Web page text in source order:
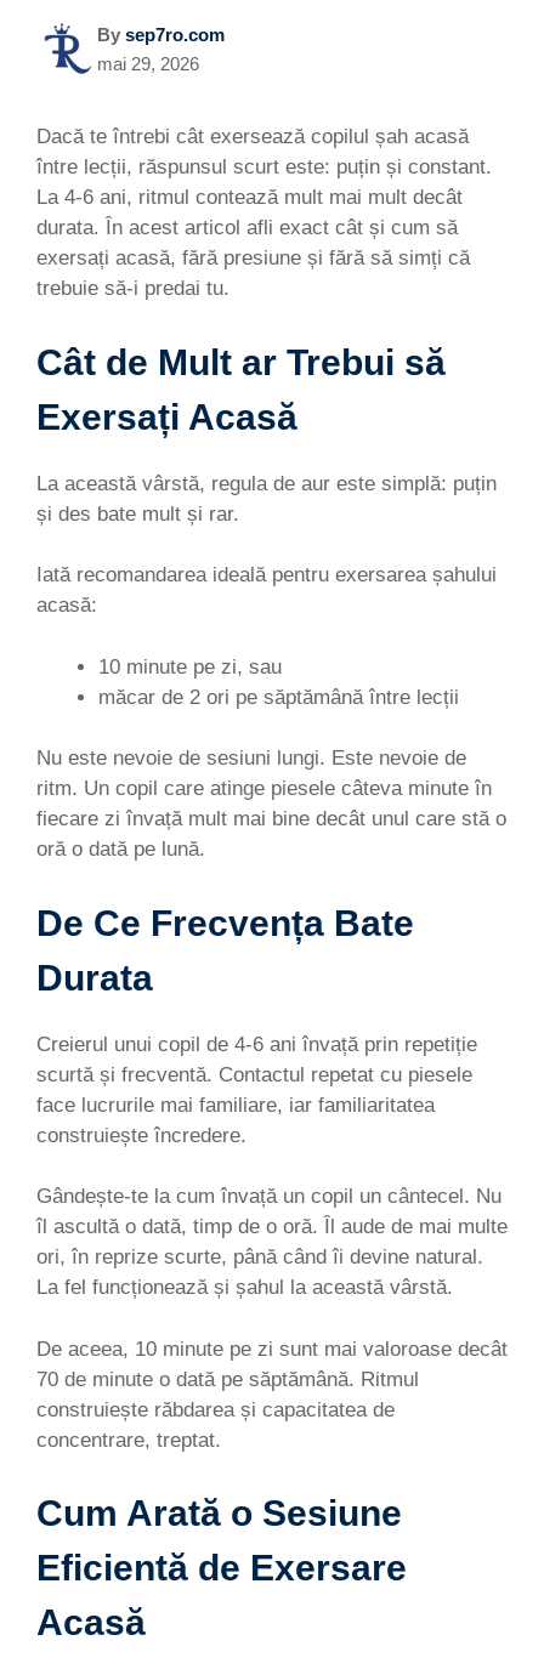
By sep7ro.com
mai 29, 2026
Dacă te întrebi cât exersează copilul șah acasă
între lecții, răspunsul scurt este: puțin și constant.
La 4-6 ani, ritmul contează mult mai mult decât
durata. În acest articol afli exact cât și cum să
exersați acasă, fără presiune și fără să simți că
trebuie să-i predai tu.
Cât de Mult ar Trebui să
Exersați Acasă
La această vârstă, regula de aur este simplă: puțin
și des bate mult și rar.
Iată recomandarea ideală pentru exersarea șahului
acasă:
10 minute pe zi, sau
măcar de 2 ori pe săptămână între lecții
Nu este nevoie de sesiuni lungi. Este nevoie de
ritm. Un copil care atinge piesele câteva minute în
fiecare zi învață mult mai bine decât unul care stă o
oră o dată pe lună.
De Ce Frecvența Bate
Durata
Creierul unui copil de 4-6 ani învață prin repetiție
scurtă și frecventă. Contactul repetat cu piesele
face lucrurile mai familiare, iar familiaritatea
construiește încredere.
Gândește-te la cum învață un copil un cântecel. Nu
îl ascultă o dată, timp de o oră. Îl aude de mai multe
ori, în reprize scurte, până când îi devine natural.
La fel funcționează și șahul la această vârstă.
De aceea, 10 minute pe zi sunt mai valoroase decât
70 de minute o dată pe săptămână. Ritmul
construiește răbdarea și capacitatea de
concentrare, treptat.
Cum Arată o Sesiune
Eficientă de Exersare
Acasă